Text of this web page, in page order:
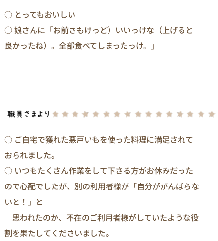
○ とってもおいしい
○ 娘さんに「お前さもけっど）いいっけな（上げると
良かったね）。全部食べてしまったっけ。」
○ ご自宅で獲れた悪戸いもを使った料理に満足されて
おられました。
○ いつもたくさん作業をして下さる方がお休みだった
ので心配でしたが、別の利用者様が「自分ががんばらな
いと！」と
思われたのか、不在のご利用者様がしていたような役
割を果たしてくださいました。